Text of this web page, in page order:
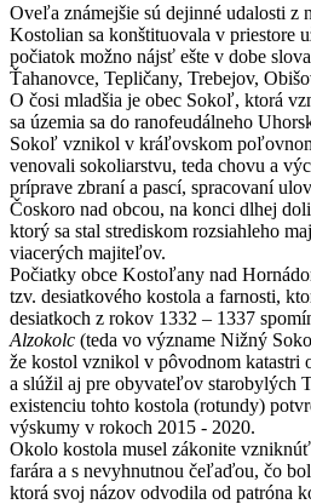
Oveľa známejšie sú dejinné udalosti z
Kostolian sa konštituovala v priestore
počiatok možno nájsť ešte v dobe
Ťahanovce, Tepličany, Trebejov,
O čosi mladšia je obec Sokoľ, ktorá
sa územia sa do ranofeudálneho
Sokoľ vznikol v kráľovskom
venovali sokoliarstvu, teda chovu a
príprave zbraní a pascí, spracovaní
Čoskoro nad obcou, na konci dlhej
ktorý sa stal strediskom rozsiahleho
viacerých majiteľov.
Počiatky obce Kostoľany nad
tzv. desiatkového kostola a farnosti,
desiatkoch z rokov 1332 – 1337
Alzokolc (teda vo význame Nižný
že kostol vznikol v pôvodnom katastri
a slúžil aj pre obyvateľov starobylých
existenciu tohto kostola (rotundy)
výskumy v rokoch 2015 - 2020.
Okolo kostola musel zákonite
farára a s nevyhnutnou čeľaďou, čo
ktorá svoj názov odvodila od patróna